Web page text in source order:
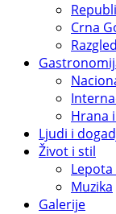
Crna
Hrana
Ljudi i
Život i stil
Muzika
Galerije